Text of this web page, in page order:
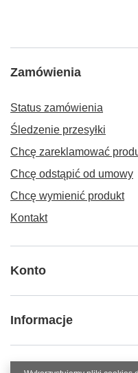
Zamówienia
Status zamówienia
Śledzenie przesyłki
Chcę zareklamować
Chcę odstąpić od umowy
Chcę wymienić produkt
Kontakt
Konto
Informacje